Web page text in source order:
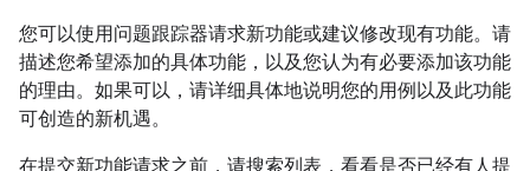
您可以使用问题跟踪器请求新功能或建议修改现有功能。请
描述您希望添加的具体功能，以及您认为有必要添加该功能
的理由。如果可以，请详细具体地说明您的用例以及此功能
可创造的新机遇。
在提交新功能请求之前，请搜索列表，看看是否已经有人提